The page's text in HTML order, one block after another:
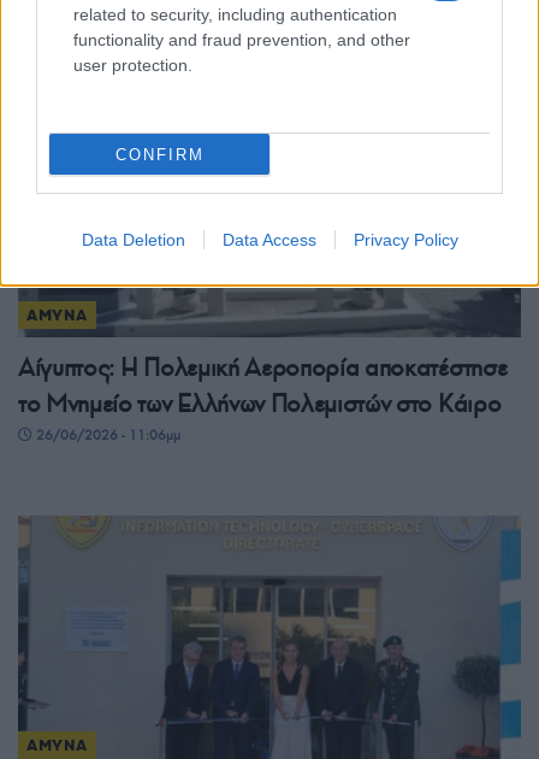
related to security, including authentication
functionality and fraud prevention, and other
user protection.
CONFIRM
Data Deletion Data Access Privacy Policy
ΑΜΥΝΑ
Αίγυπτος: Η Πολεμική Αεροπορία αποκατέστησε
το Μνημείο των Ελλήνων Πολεμιστών στο Κάιρο
26/06/2026 - 11:06μμ
ΑΜΥΝΑ